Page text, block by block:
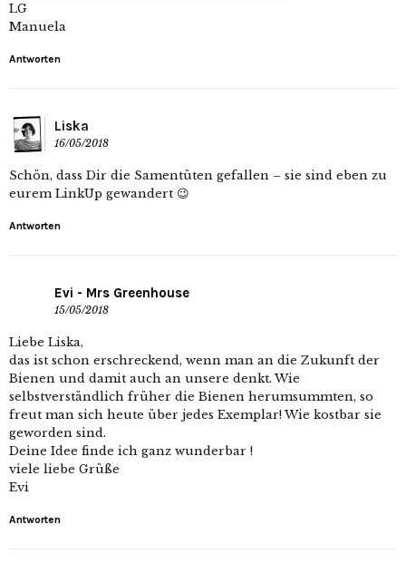
LG
Manuela
Antworten
Liska
16/05/2018
Schön, dass Dir die Samentüten gefallen – sie sind eben zu
eurem LinkUp gewandert 😉
Antworten
Evi - Mrs Greenhouse
15/05/2018
Liebe Liska,
das ist schon erschreckend, wenn man an die Zukunft der
Bienen und damit auch an unsere denkt. Wie
selbstverständlich früher die Bienen herumsummten, so
freut man sich heute über jedes Exemplar! Wie kostbar sie
geworden sind.
Deine Idee finde ich ganz wunderbar !
viele liebe Grüße
Evi
Antworten